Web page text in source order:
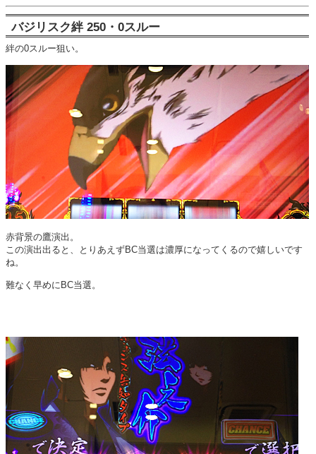
バジリスク絆 250・0スルー
絆の0スルー狙い。
赤背景の鷹演出。
この演出出ると、とりあえずBC当選は濃厚になってくるので嬉しいです
ね。
難なく早めにBC当選。